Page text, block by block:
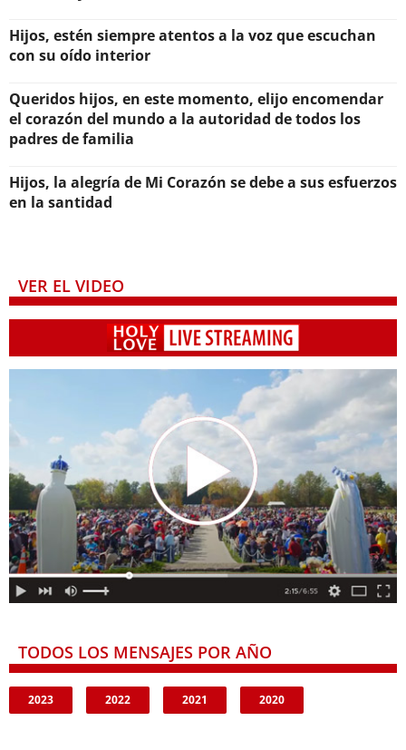
Hijos, estén siempre atentos a la voz que escuchan
con su oído interior
Queridos hijos, en este momento, elijo encomendar
el corazón del mundo a la autoridad de todos los
padres de familia
Hijos, la alegría de Mi Corazón se debe a sus esfuerzos
en la santidad
VER EL VIDEO
TODOS LOS MENSAJES POR AÑO
2023 2022 2021 2020